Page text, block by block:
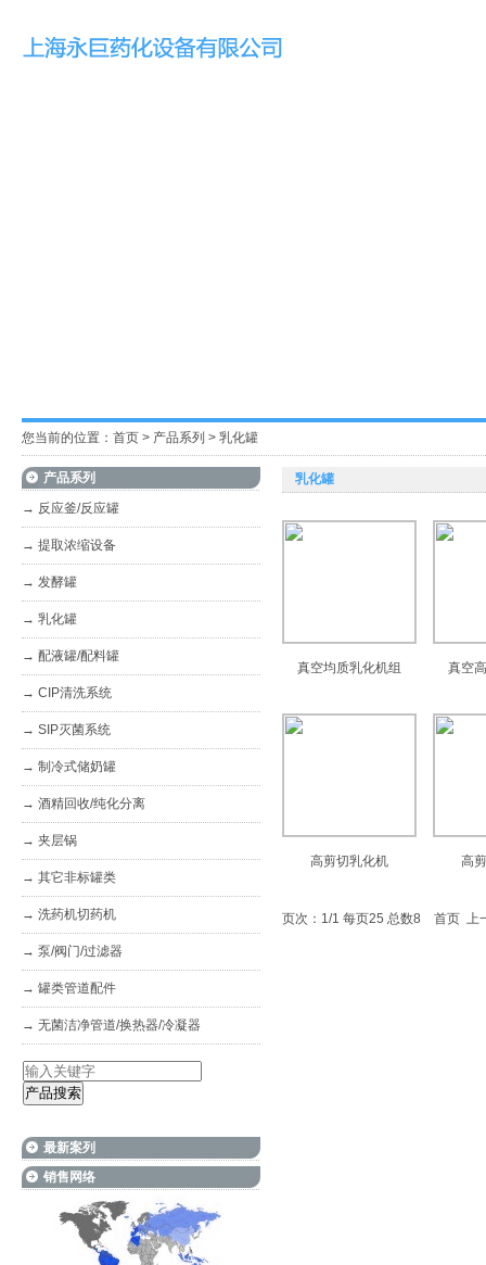
您当前的位置： 首页 > 产品系列 > 乳化罐
产品系列
→ 反应釜/反应罐
→ 提取浓缩设备
→ 发酵罐
→ 乳化罐
→ 配液罐/配料罐
→ CIP清洗系统
→ SIP灭菌系统
→ 制冷式储奶罐
→ 酒精回收/纯化分离
→ 夹层锅
→ 其它非标罐类
→ 洗药机切药机
→ 泵/阀门/过滤器
→ 罐类管道配件
→ 无菌洁净管道/换热器/冷凝器
最新案列
销售网络
乳化罐
真空均质乳化机组 真空
高剪切乳化机 高
页次：1/1 每页25 总数8 首页